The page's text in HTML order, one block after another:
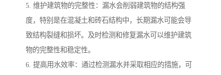
5. 维护建筑物的完整性：漏水会削弱建筑物的结构强
度，特别是在混凝土和砖石结构中，长期漏水可能会导
致结构裂缝和损坏。及时检测和修复漏水可以维护建筑
物的完整性和稳定性。
6. 提高用水效率：通过检测漏水并采取相应的措施，可